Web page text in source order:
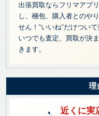
出張買取ならフリマアプ
し、梱包、購入者とのや
せん！”いいね”だけつい
いつでも査定、買取が決
きます。
理
近くに実